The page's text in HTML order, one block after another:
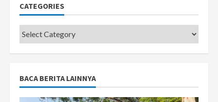
CATEGORIES
Categories
BACA BERITA LAINNYA